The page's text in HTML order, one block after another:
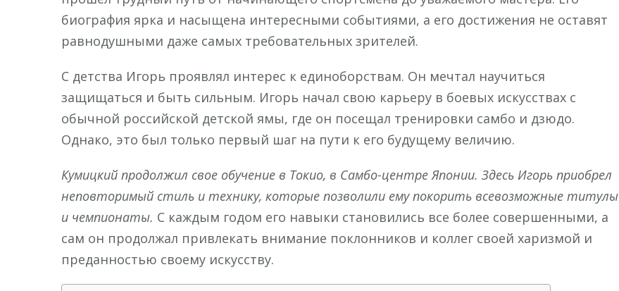
биография ярка и насыщена интересными событиями, а его достижения не оставят
равнодушными даже самых требовательных зрителей.
С детства Игорь проявлял интерес к единоборствам. Он мечтал научиться
защищаться и быть сильным. Игорь начал свою карьеру в боевых искусствах с
обычной российской детской ямы, где он посещал тренировки самбо и дзюдо.
Однако, это был только первый шаг на пути к его будущему величию.
Кумицкий продолжил свое обучение в Токио, в Самбо-центре Японии. Здесь Игорь приобрел
неповторимый стиль и технику, которые позволили ему покорить всевозможные титулы
и чемпионаты. С каждым годом его навыки становились все более совершенными, а
сам он продолжал привлекать внимание поклонников и коллег своей харизмой и
преданностью своему искусству.